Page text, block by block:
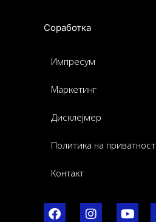
Соработка
Импресум
Маркетинг
Дисклејмер
Политика на приватност
Контакт
F
I
Y